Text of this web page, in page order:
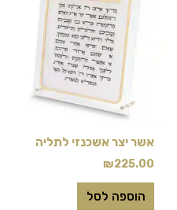
אשר יצר אשכנזי לתליה
₪225.00
הוספה לסל